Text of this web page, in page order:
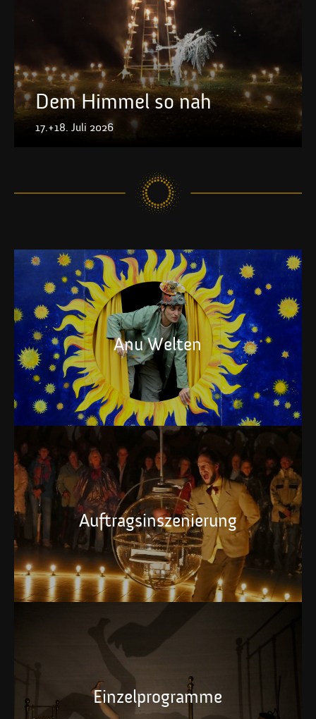
Dem Himmel so nah
17.+18. Juli 2026
Anu Welten
Auftragsinszenierung
Einzelprogramme